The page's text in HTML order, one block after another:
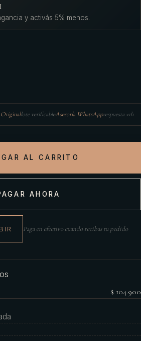
y activás 5% menos.
Originallote verificableAsesoría WhatsApprespuesta <1h
AL CARRITO
AHORA
Paga en efectivo cuando recibas tu pedido
$ 104.900